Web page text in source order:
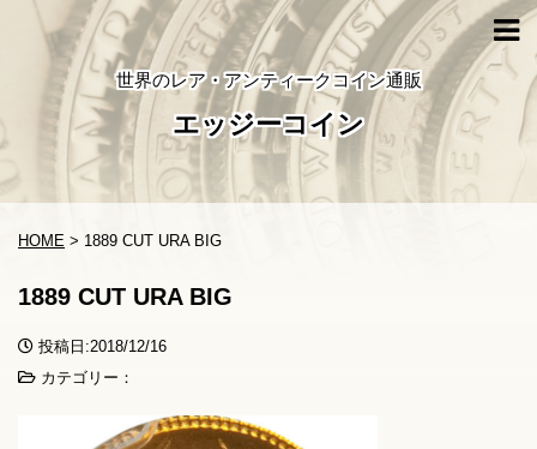
世界のレア・アンティークコイン通販
エッジーコイン
HOME > 1889 CUT URA BIG
1889 CUT URA BIG
投稿日:2018/12/16
カテゴリー：